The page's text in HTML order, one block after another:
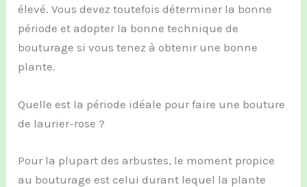
élevé. Vous devez toutefois déterminer la bonne
période et adopter la bonne technique de
bouturage si vous tenez à obtenir une bonne
plante.
Quelle est la période idéale pour faire une bouture
de laurier-rose ?
Pour la plupart des arbustes, le moment propice
au bouturage est celui durant lequel la plante